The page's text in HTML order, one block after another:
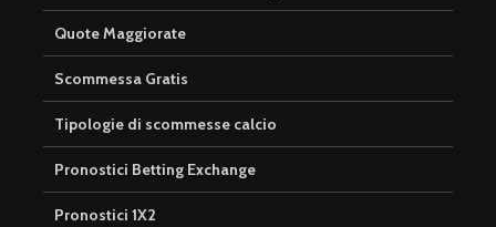
Quote Maggiorate
Scommessa Gratis
Tipologie di scommesse calcio
Pronostici Betting Exchange
Pronostici 1X2